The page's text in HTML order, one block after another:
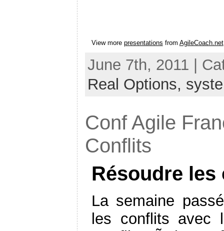
View more presentations from AgileCoach.net
June 7th, 2011 |
Real Options,
Conf Agile
Conflits
Résoudre
La semaine
les conflits avec